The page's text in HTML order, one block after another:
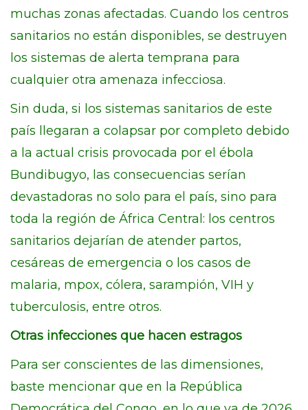
muchas zonas afectadas. Cuando los centros
sanitarios no están disponibles, se destruyen
los sistemas de alerta temprana para
cualquier otra amenaza infecciosa.
Sin duda, si los sistemas sanitarios de este
país llegaran a colapsar por completo debido
a la actual crisis provocada por el ébola
Bundibugyo, las consecuencias serían
devastadoras no solo para el país, sino para
toda la región de África Central: los centros
sanitarios dejarían de atender partos,
cesáreas de emergencia o los casos de
malaria, mpox, cólera, sarampión, VIH y
tuberculosis, entre otros.
Otras infecciones que hacen estragos
Para ser conscientes de las dimensiones,
baste mencionar que en la República